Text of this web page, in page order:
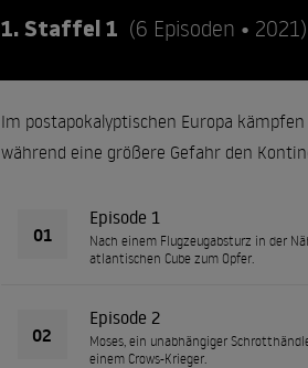
1. Staffel 1 (6 Episoden • 2021)
Im postapokalyptischen Europa
während eine größere Gefahr den
01
Episode 1
Nach einem Flugzeugabsturz in der
atlantischen Cube zum Opfer.
02
Episode 2
Moses, ein unabhängiger
einem Crows-Krieger.